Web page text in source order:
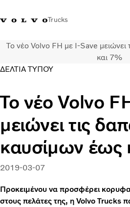
Trucks
+302103483300Merchandise Shop Volvo
Φορτηγά
Υπηρεσίες
Εντοπισμός συνεργάτη
ΤΕΛΕΥΤΑΙΑ ΝΕΑ
Σχετικά με εμάς
Οι πελάτες μας
Επικοινωνήστε μαζί μας
Το νέο Volvo FH με I-Save μειώνει
και 7%
ΔΕΛΤΙΑ ΤΥΠΟΥ
Το νέο Volvo
μειώνει τις
καυσίμων έως
2019-03-07
Προκειμένου να προσφέρει
στους πελάτες της, η Volvo Trucks